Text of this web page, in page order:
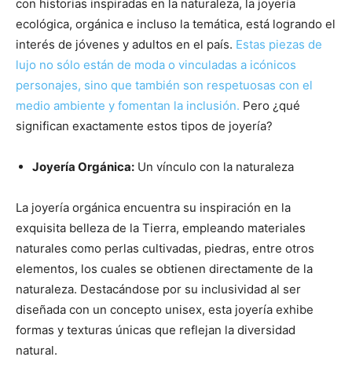
con historias inspiradas en la naturaleza, la joyería
ecológica, orgánica e incluso la temática, está logrando el
interés de jóvenes y adultos en el país. Estas piezas de
lujo no sólo están de moda o vinculadas a icónicos
personajes, sino que también son respetuosas con el
medio ambiente y fomentan la inclusión. Pero ¿qué
significan exactamente estos tipos de joyería?
Joyería Orgánica: Un vínculo con la naturaleza
La joyería orgánica encuentra su inspiración en la
exquisita belleza de la Tierra, empleando materiales
naturales como perlas cultivadas, piedras, entre otros
elementos, los cuales se obtienen directamente de la
naturaleza. Destacándose por su inclusividad al ser
diseñada con un concepto unisex, esta joyería exhibe
formas y texturas únicas que reflejan la diversidad
natural.